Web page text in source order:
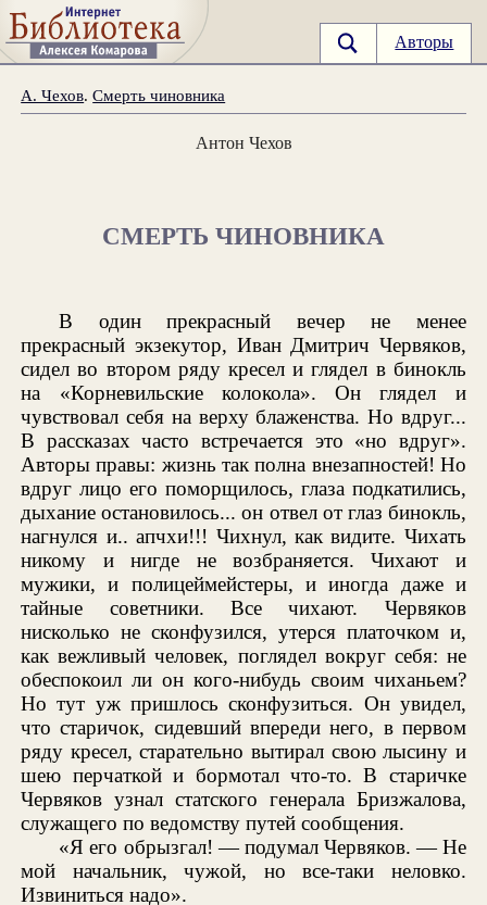
Авторы
А. Чехов.Смерть чиновника
Антон Чехов
СМЕРТЬ ЧИНОВНИКА
В один прекрасный вечер не менее
прекрасный экзекутор, Иван Дмитрич Червяков,
сидел во втором ряду кресел и глядел в бинокль
на «Корневильские колокола». Он глядел и
чувствовал себя на верху блаженства. Но вдруг...
В рассказах часто встречается это «но вдруг».
Авторы правы: жизнь так полна внезапностей! Но
вдруг лицо его поморщилось, глаза подкатились,
дыхание остановилось... он отвел от глаз бинокль,
нагнулся и.. апчхи!!! Чихнул, как видите. Чихать
никому и нигде не возбраняется. Чихают и
мужики, и полицеймейстеры, и иногда даже и
тайные советники. Все чихают. Червяков
нисколько не сконфузился, утерся платочком и,
как вежливый человек, поглядел вокруг себя: не
обеспокоил ли он кого-нибудь своим чиханьем?
Но тут уж пришлось сконфузиться. Он увидел,
что старичок, сидевший впереди него, в первом
ряду кресел, старательно вытирал свою лысину и
шею перчаткой и бормотал что-то. В старичке
Червяков узнал статского генерала Бризжалова,
служащего по ведомству путей сообщения.
«Я его обрызгал! — подумал Червяков. — Не
мой начальник, чужой, но все-таки неловко.
Извиниться надо».